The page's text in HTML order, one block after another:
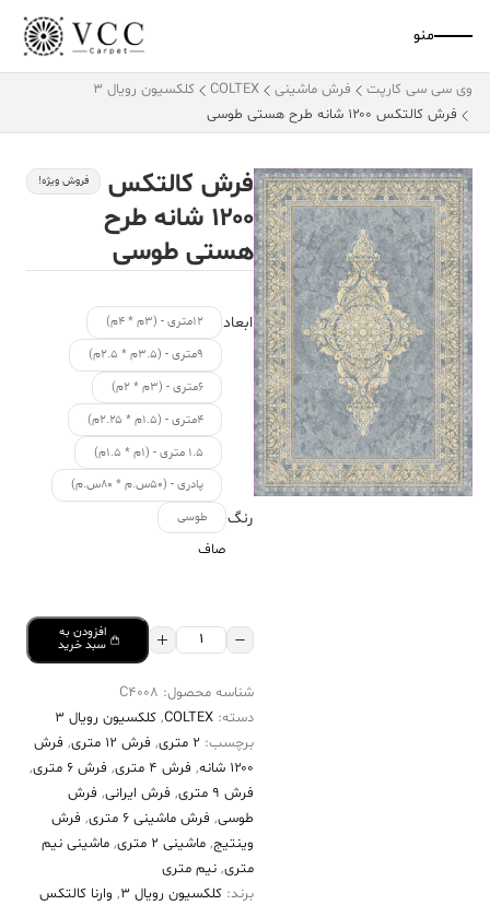
منو
وی سی سی کارپت فرش ماشینی COLTEX
کلکسیون رویال 3
فرش کالتکس ۱۲۰۰ شانه طرح هستی طوسی
فرش کالتکس
۱۲۰۰ شانه طرح
هستی طوسی
فروش ویژه!
ابعاد
۱۲متری - (۳م * ۴م)
۹متری - (۳.۵م * ۲.۵م)
۶متری - (۳م * ۲م)
۴متری - (۱.۵م * ۲.۲۵م)
۱.۵ متری - (۱م * ۱.۵م)
پادری - (۵۰س.م * ۸۰س.م)
رنگ طوسی
صاف
فرش
۱۲۰۰
طرح
هستی
طوسی
عدد
افزودن به
سبد خرید
شناسه محصول: C4008
دسته: COLTEX
, کلکسیون رویال 3
برچسب: 2 متری , فرش 12 متری , فرش
۱۲۰۰ شانه
, فرش 4 متری , فرش 6 متری
,
فرش 9 متری
, فرش ایرانی, فرش
طوسی, فرش ماشینی 6 متری , فرش
وینتیج, ماشینی 2 متری , ماشینی نیم
متری, نیم متری
برند: کلکسیون رویال 3 , وارنا کالتکس